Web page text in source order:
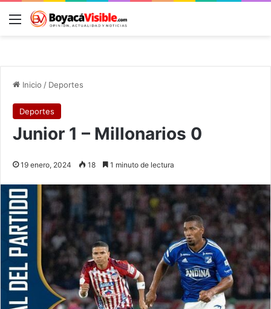
Menú
Inicio / Deportes
Deportes
Junior 1 – Millonarios 0
19 enero, 2024 18 1 minuto de lectura